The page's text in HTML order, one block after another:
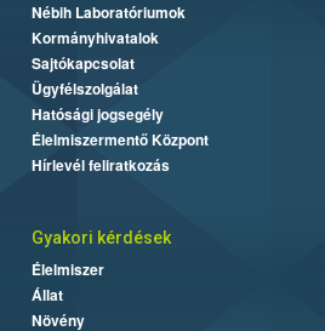
Nébih Laboratóriumok
Kormányhivatalok
Sajtókapcsolat
Ügyfélszolgálat
Hatósági jogsegély
Élelmiszermentő Központ
Hírlevél feliratkozás
Gyakori kérdések
Élelmiszer
Állat
Növény